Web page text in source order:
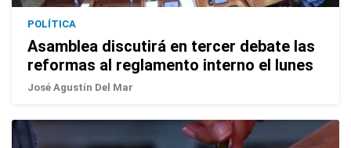
POLÍTICA
Asamblea discutirá en tercer debate las
reformas al reglamento interno el lunes
José Agustín Del Mar